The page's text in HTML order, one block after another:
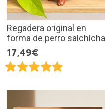
Regadera original en
forma de perro salchicha
17,49€